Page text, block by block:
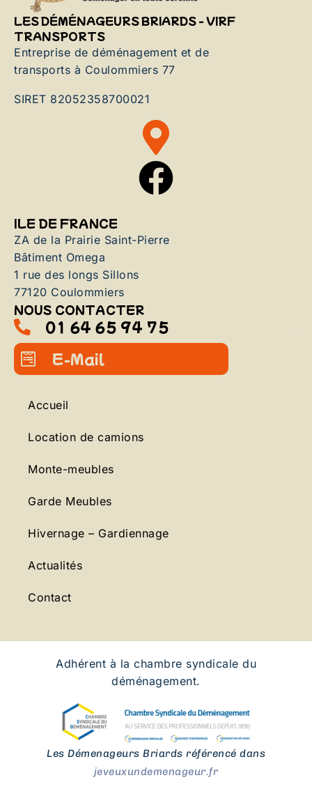
LES DÉMÉNAGEURS BRIARDS - VIRF
TRANSPORTS
Entreprise de déménagement et de
transports à Coulommiers 77
SIRET 82052358700021
ILE DE FRANCE
ZA de la Prairie Saint-Pierre
Bâtiment Omega
1 rue des longs Sillons
77120 Coulommiers
NOUS CONTACTER
01 64 65 94 75
E-Mail
Accueil
Location de camions
Monte-meubles
Garde Meubles
Hivernage – Gardiennage
Actualités
Contact
Adhérent à la chambre syndicale du
déménagement.
Les Démenageurs Briards référencé dans
jeveuxundemenageur.fr